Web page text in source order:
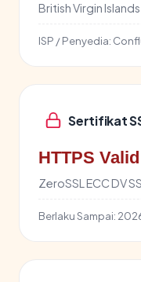
British Virgin
ISP / Penyedia:
Sertifikat
HTTPS Valid
ZeroSSL ECC DV
Berlaku Sampai: